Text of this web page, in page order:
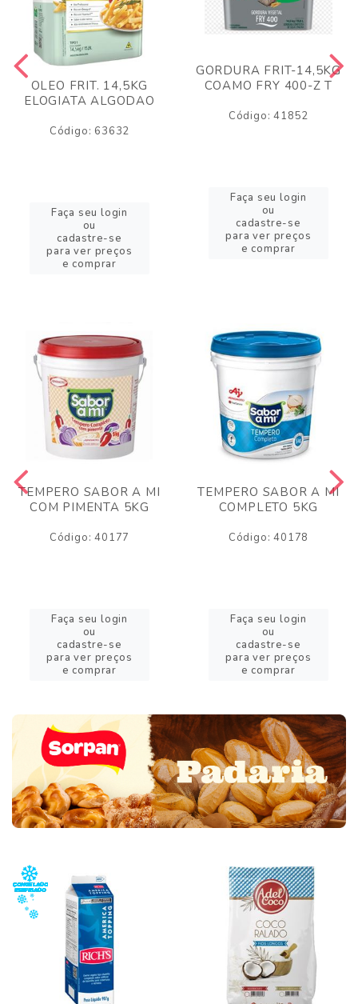
OLEO FRIT. 14,5KG
ELOGIATA ALGODAO
Código: 63632
Faça seu login
ou
cadastre-se
para ver preços
e comprar
GORDURA FRIT-14,5KG
COAMO FRY 400-Z T
Código: 41852
Faça seu login
ou
cadastre-se
para ver preços
e comprar
TEMPERO SABOR A MI
COM PIMENTA 5KG
Código: 40177
Faça seu login
ou
cadastre-se
para ver preços
e comprar
TEMPERO SABOR A MI
COMPLETO 5KG
Código: 40178
Faça seu login
ou
cadastre-se
para ver preços
e comprar